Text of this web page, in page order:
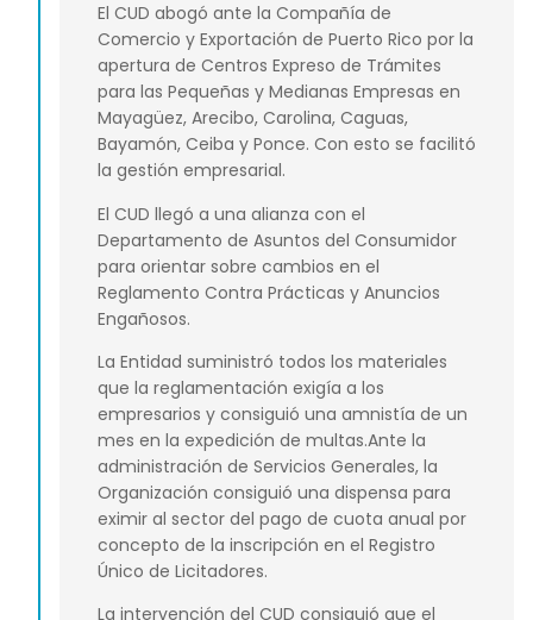
El CUD abogó ante la Compañía de
Comercio y Exportación de Puerto Rico por la
apertura de Centros Expreso de Trámites
para las Pequeñas y Medianas Empresas en
Mayagüez, Arecibo, Carolina, Caguas,
Bayamón, Ceiba y Ponce. Con esto se facilitó
la gestión empresarial.
El CUD llegó a una alianza con el
Departamento de Asuntos del Consumidor
para orientar sobre cambios en el
Reglamento Contra Prácticas y Anuncios
Engañosos.
La Entidad suministró todos los materiales
que la reglamentación exigía a los
empresarios y consiguió una amnistía de un
mes en la expedición de multas.Ante la
administración de Servicios Generales, la
Organización consiguió una dispensa para
eximir al sector del pago de cuota anual por
concepto de la inscripción en el Registro
Único de Licitadores.
La intervención del CUD consiguió que el